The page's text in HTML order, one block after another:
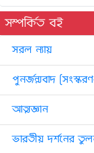
সম্পর্কিত বই
সরল ন্যায়
পুনর্জন্মবাদ
আত্মজ্ঞান
ভারতীয় দর্শনের